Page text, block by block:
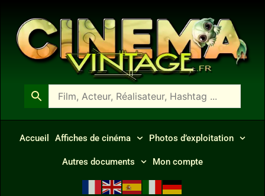
Accueil Affiches de cinéma Photos d’exploitation
Autres documents Mon compte